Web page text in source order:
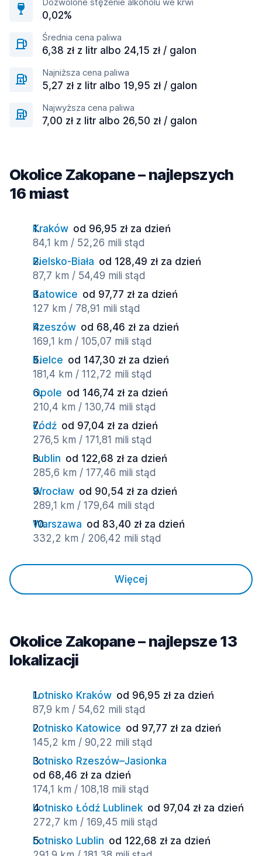
0,02%
Średnia cena paliwa
6,38 zł z litr albo 24,15 zł / galon
Najniższa cena paliwa
5,27 zł z litr albo 19,95 zł / galon
Najwyższa cena paliwa
7,00 zł z litr albo 26,50 zł / galon
Okolice Zakopane – najlepszych
16 miast
Kraków od 96,95 zł za dzień
84,1 km / 52,26 mili stąd
Bielsko-Biała od 128,49 zł za dzień
87,7 km / 54,49 mili stąd
Katowice od 97,77 zł za dzień
127 km / 78,91 mili stąd
Rzeszów od 68,46 zł za dzień
169,1 km / 105,07 mili stąd
Kielce od 147,30 zł za dzień
181,4 km / 112,72 mili stąd
Opole od 146,74 zł za dzień
210,4 km / 130,74 mili stąd
Łódź od 97,04 zł za dzień
276,5 km / 171,81 mili stąd
Lublin od 122,68 zł za dzień
285,6 km / 177,46 mili stąd
Wrocław od 90,54 zł za dzień
289,1 km / 179,64 mili stąd
Warszawa od 83,40 zł za dzień
332,2 km / 206,42 mili stąd
Więcej
Okolice Zakopane – najlepsze 13
lokalizacji
Lotnisko Kraków od 96,95 zł za dzień
87,9 km / 54,62 mili stąd
Lotnisko Katowice od 97,77 zł za dzień
145,2 km / 90,22 mili stąd
Lotnisko Rzeszów–Jasionka
od 68,46 zł za dzień
174,1 km / 108,18 mili stąd
Lotnisko Łódź Lublinek od 97,04 zł za dzień
272,7 km / 169,45 mili stąd
Lotnisko Lublin od 122,68 zł za dzień